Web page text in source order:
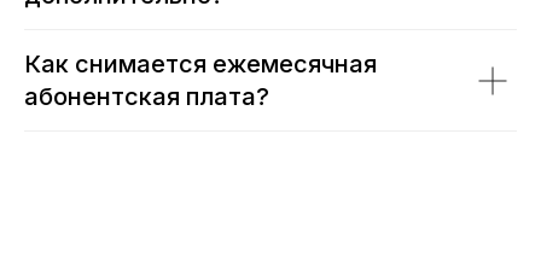
Как снимается ежемесячная
абонентская плата?